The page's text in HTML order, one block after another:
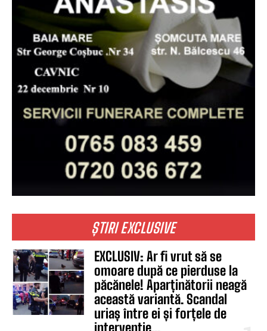
ȘTIRI EXCLUSIVE
EXCLUSIV: Ar fi vrut să se
omoare după ce pierduse la
păcănele! Aparținătorii neagă
această variantă. Scandal
uriaș între ei și forțele de
intervenție...